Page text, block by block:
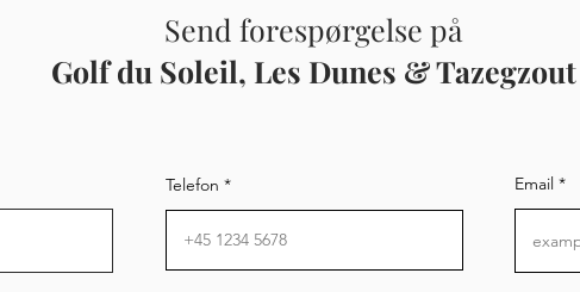
Send forespørgelse på
Golf du Soleil, Les Dunes & Tazegzout
Telefon Email